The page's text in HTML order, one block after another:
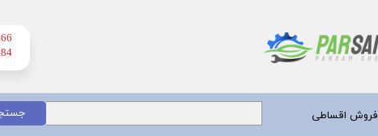
فروش اقساطی